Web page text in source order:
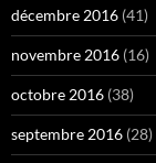
décembre 2016 (41)
novembre 2016 (16)
octobre 2016 (38)
septembre 2016 (28)